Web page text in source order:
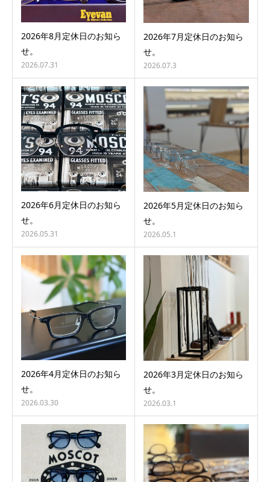
2026年8月定休日のお知ら
せ。
2026.07.31
2026年7月定休日のお知ら
せ。
2026.07.3
2026年6月定休日のお知ら
せ。
2026.05.31
2026年5月定休日のお知ら
せ。
2026.05.1
2026年4月定休日のお知ら
せ。
2026.03.30
2026年3月定休日のお知ら
せ。
2026.03.1